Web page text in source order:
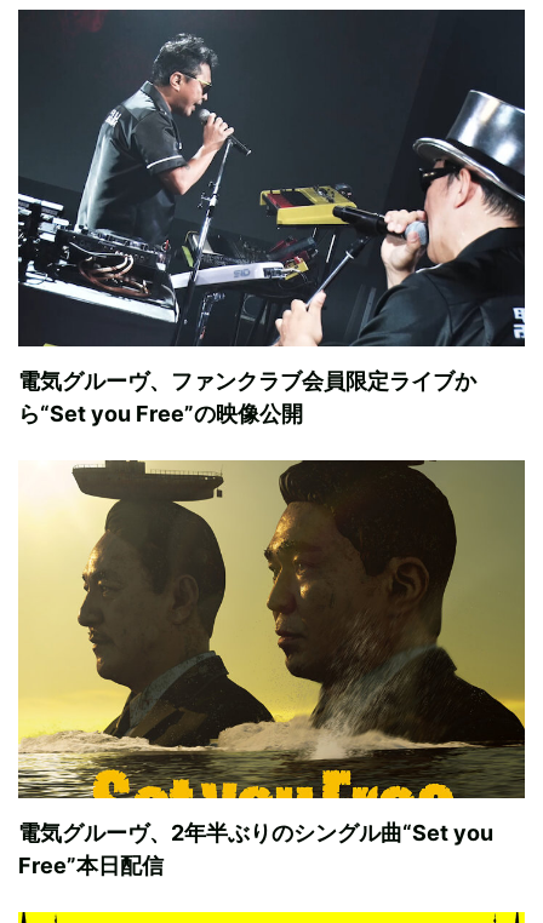
電気グルーヴ、ファンクラブ会員限定ライブか
ら“Set you Free”の映像公開
電気グルーヴ、2年半ぶりのシングル曲“Set you
Free”本日配信